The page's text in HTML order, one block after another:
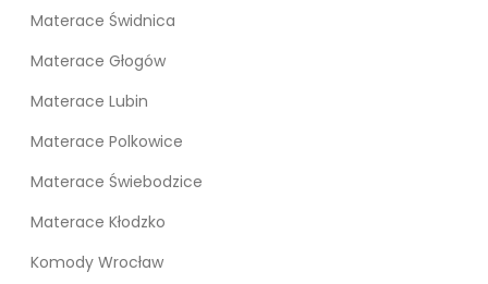
Materace Świdnica
Materace Głogów
Materace Lubin
Materace Polkowice
Materace Świebodzice
Materace Kłodzko
Komody Wrocław